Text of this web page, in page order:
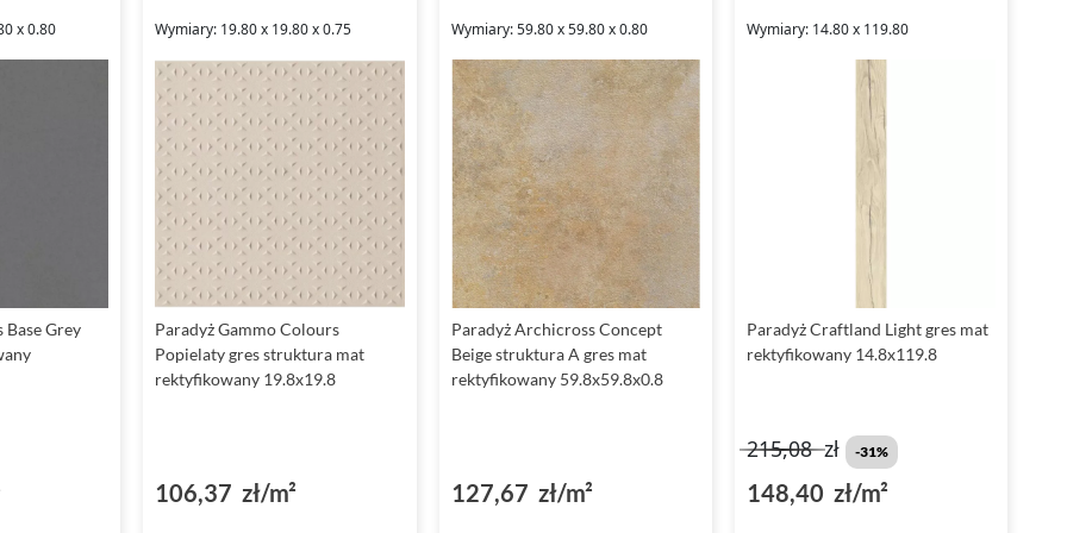
x 0.80
Grey
Wymiary: 19.80 x 19.80 x 0.75
Paradyż Gammo Colours
Popielaty gres struktura mat
rektyfikowany 19.8x19.8
106,37 zł/m²
Wymiary: 59.80 x 59.80 x 0.80
Paradyż Archicross Concept
Beige struktura A gres mat
rektyfikowany 59.8x59.8x0.8
127,67 zł/m²
Wymiary: 14.80 x 119.80
Paradyż Craftland Light gres mat
rektyfikowany 14.8x119.8
215,08zł -31%
148,40 zł/m²